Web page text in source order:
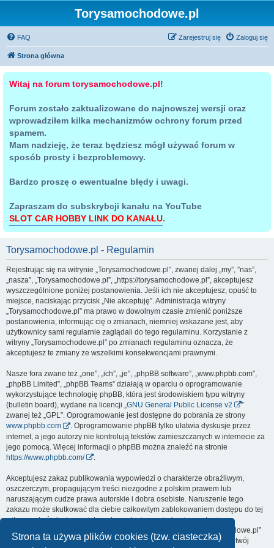
Strona ta używa plików cookies (tzw. ciasteczka)
Torysamochodowe.pl
FAQ Zaloguj się
Zarejestruj się
Strona główna
Witaj na forum torysamochodowe.pl!
Forum zostało zaktualizowane do najnowszej wersji oraz
wprowadziłem kilka mechanizmów ochrony forum przed
spamem.
Mam nadzieję, że teraz będziesz mógł używać forum w
sposób prosty i bezproblemowy.
Bardzo proszę o ewentualne błędy i uwagi.
Zapraszam do subskrybcji kanału na YouTube
SLOT CAR HOBBY LINK DO KANAŁU.
Torysamochodowe.pl - Regulamin
Rejestrując się na witrynie „Torysamochodowe.pl”, zwanej dalej „my”, ”nas”,
„nasza”, „Torysamochodowe.pl”, „https://torysamochodowe.pl”, akceptujesz
wyszczególnione poniżej postanowienia. Jeśli ich nie akceptujesz, opuść to
miejsce, naciskając przycisk „Nie akceptuję”. Administracja witryny
„Torysamochodowe.pl” ma prawo w dowolnym czasie zmienić poniższe
postanowienia, informując cię o zmianach, niemniej wskazane jest, aby
użytkownicy sami regularnie zaglądali do tego regulaminu. Korzystanie z
witryny „Torysamochodowe.pl” po zmianach regulaminu oznacza, że
akceptujesz te zmiany ze wszelkimi konsekwencjami prawnymi.
Nasze fora zwane też „one”, „ich”, „je”, „phpBB software”, „www.phpbb.com”,
„phpBB Limited”, „phpBB Teams” działają w oparciu o oprogramowanie
wykorzystujące technologię phpBB, która jest środowiskiem typu witryny
(bulletin board), wydane na licencji „GNU General Public License v2
”
zwanej też „GPL”. Oprogramowanie jest dostępne do pobrania ze strony
www.phpbb.com
. Oprogramowanie phpBB tylko ułatwia dyskusje przez
internet, a jego autorzy nie kontrolują tekstów zamieszczanych w internecie za
jego pomocą. Więcej informacji o phpBB można znaleźć na stronie
https://www.phpbb.com/
Akceptujesz zakaz publikowania wypowiedzi o charakterze obraźliwym,
oszczerczym, propagującym treści niezgodne z polskim prawem lub
naruszającym cudze prawa autorskie i dobra osobiste. Naruszenie tego
zakazu może skutkować dla ciebie całkowitym zablokowaniem dostępu do tej
witryny, a twój dostawca internetu zostanie powiadomiony o twoim
niewłaściwym zachowaniu. Wyrażasz zgodę na to, że „Torysamochodowe.pl”
może w każdej chwili usunąć, zmienić, przenieść lub zamknąć każdy twój